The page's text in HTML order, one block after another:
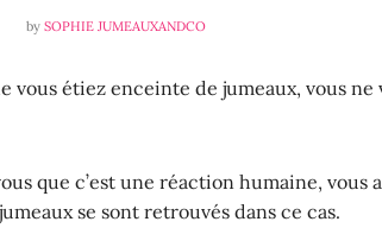
by SOPHIE JUMEAUXANDCO
vous étiez enceinte de jumeaux, vous
que c’est une réaction humaine, vous
se sont retrouvés dans ce cas.